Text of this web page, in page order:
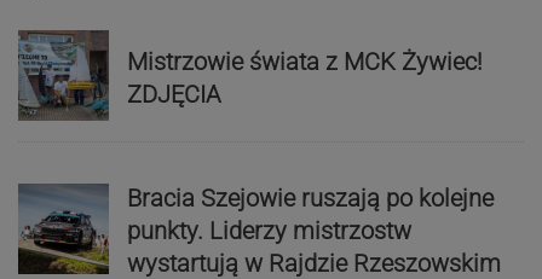
Mistrzowie świata z MCK Żywiec!
ZDJĘCIA
Bracia Szejowie ruszają po kolejne
punkty. Liderzy mistrzostw
wystartują w Rajdzie Rzeszowskim